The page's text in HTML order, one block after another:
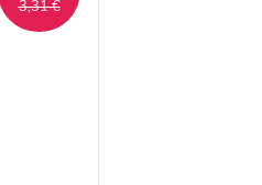
3,31 €